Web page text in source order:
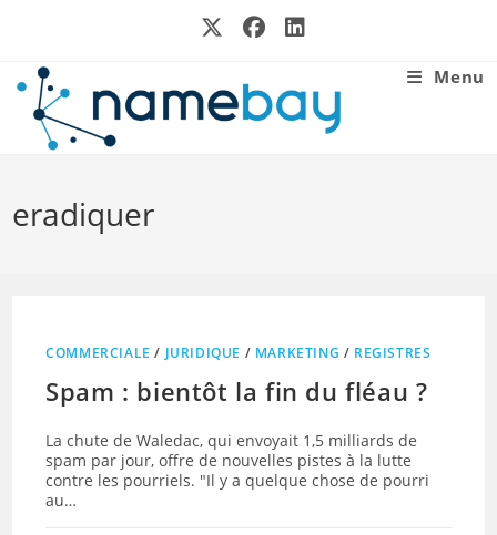
Menu
eradiquer
COMMERCIALE / JURIDIQUE / MARKETING / REGISTRES
Spam : bientôt la fin du fléau ?
La chute de Waledac, qui envoyait 1,5 milliards de
spam par jour, offre de nouvelles pistes à la lutte
contre les pourriels. "Il y a quelque chose de pourri
au…